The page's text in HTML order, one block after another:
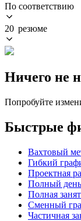
По соответствию
20 резюме
Ничего не
Попробуйте
Быстрые
Вахтовый
Гибкий
Проектная
Полный день
Полная
Сменный
Частичная